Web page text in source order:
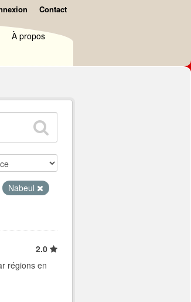
Contact
À propos
Nabeul
2.0
régions en